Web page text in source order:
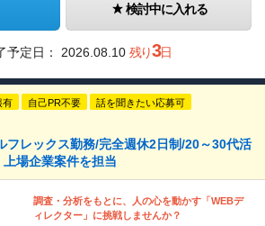
検討中に入れる
予定日： 2026.08.10 残り3日
有 自己PR不要 話を聞きたい応募可
フレックス勤務/完全週休2日制/20～30代活
場企業案件を担当
調査・分析をもとに、人の心を動かす「WEBデ
ィレクター」に挑戦しませんか？